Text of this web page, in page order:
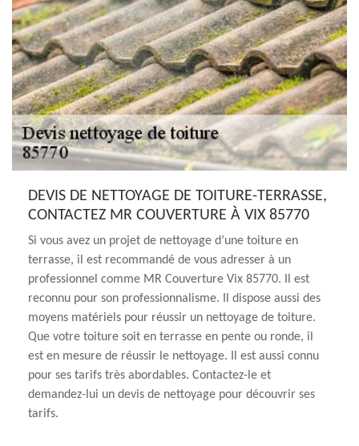
DEVIS DE NETTOYAGE DE TOITURE-TERRASSE,
CONTACTEZ MR COUVERTURE À VIX 85770
Si vous avez un projet de nettoyage d’une toiture en
terrasse, il est recommandé de vous adresser à un
professionnel comme MR Couverture Vix 85770. Il est
reconnu pour son professionnalisme. Il dispose aussi des
moyens matériels pour réussir un nettoyage de toiture.
Que votre toiture soit en terrasse en pente ou ronde, il
est en mesure de réussir le nettoyage. Il est aussi connu
pour ses tarifs très abordables. Contactez-le et
demandez-lui un devis de nettoyage pour découvrir ses
tarifs.